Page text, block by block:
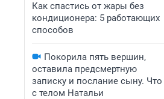
Как спастись от жары без
кондиционера: 5 работающих
способов
Покорила пять вершин,
оставила предсмертную
записку и послание сыну. Что
с телом Натальи